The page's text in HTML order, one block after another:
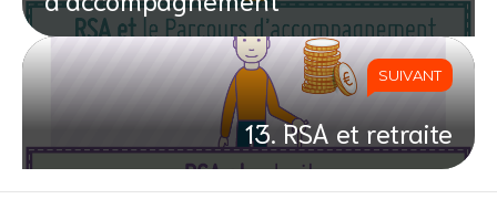
SUIVANT
13. RSA et retraite